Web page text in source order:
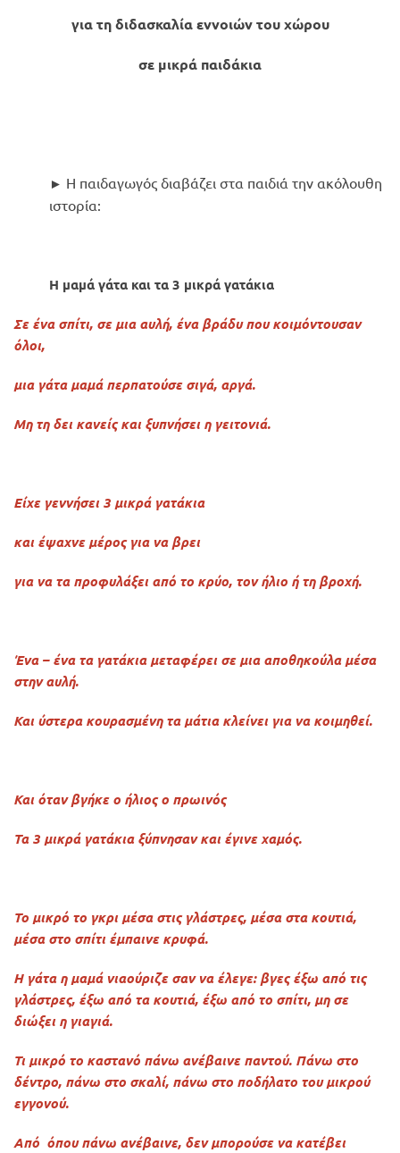
για τη διδασκαλία εννοιών του χώρου
σε μικρά παιδάκια
► Η παιδαγωγός διαβάζει στα παιδιά την ακόλουθη
ιστορία:
Η μαμά γάτα και τα 3 μικρά γατάκια
Σε ένα σπίτι, σε μια αυλή, ένα βράδυ που κοιμόντουσαν
όλοι,
μια γάτα μαμά περπατούσε σιγά, αργά.
Μη τη δει κανείς και ξυπνήσει η γειτονιά.
Είχε γεννήσει 3 μικρά γατάκια
και έψαχνε μέρος για να βρει
για να τα προφυλάξει από το κρύο, τον ήλιο ή τη βροχή.
Ένα – ένα τα γατάκια μεταφέρει σε μια αποθηκούλα μέσα
στην αυλή.
Και ύστερα κουρασμένη τα μάτια κλείνει για να κοιμηθεί.
Και όταν βγήκε ο ήλιος ο πρωινός
Τα 3 μικρά γατάκια ξύπνησαν και έγινε χαμός.
Το μικρό το γκρι μέσα στις γλάστρες, μέσα στα κουτιά,
μέσα στο σπίτι έμπαινε κρυφά.
Η γάτα η μαμά νιαούριζε σαν να έλεγε: βγες έξω από τις
γλάστρες, έξω από τα κουτιά, έξω από το σπίτι, μη σε
διώξει η γιαγιά.
Τι μικρό το καστανό πάνω ανέβαινε παντού. Πάνω στο
δέντρο, πάνω στο σκαλί, πάνω στο ποδήλατο του μικρού
εγγονού.
Από όπου πάνω ανέβαινε, δεν μπορούσε να κατέβει